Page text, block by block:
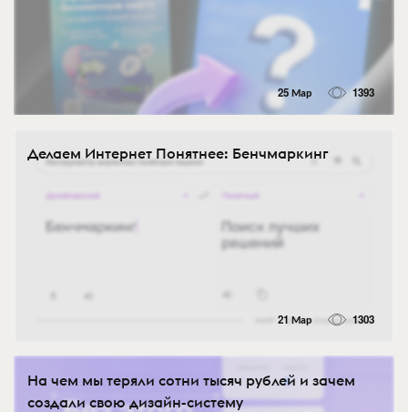
25 Мар 1393
Делаем Интернет Понятнее: Бенчмаркинг
21 Мар 1303
На чем мы теряли сотни тысяч рублей и зачем
создали свою дизайн-систему